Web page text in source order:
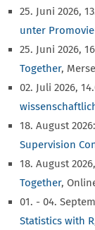
25. Juni 2026,
unter
25. Juni 2026,
Together,
02. Juli 2026,
18. August
Supervision
18. August
Together,
01. - 04.
Statistics with R